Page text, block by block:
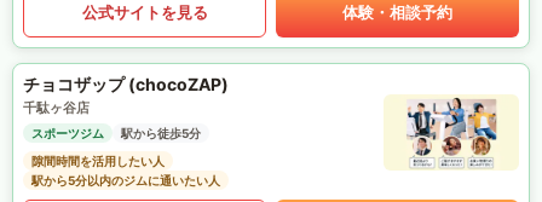
公式サイトを見る 体験・相談予約
チョコザップ (chocoZAP)
千駄ヶ谷店
スポーツジム
駅から徒歩5分
隙間時間を活用したい人
駅から5分以内のジムに通いたい人